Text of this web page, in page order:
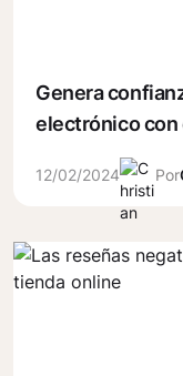
Genera
electrónico con
12/02/2024 Por